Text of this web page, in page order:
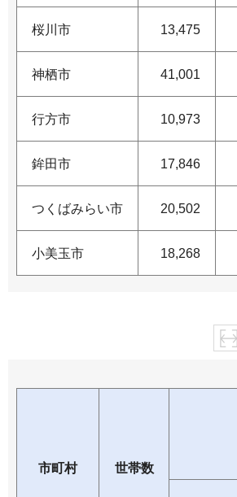
桜川市 13,475
神栖市 41,001
行方市 10,973
鉾田市 17,846
つくばみらい市 20,502
小美玉市 18,268
市町村 世帯数